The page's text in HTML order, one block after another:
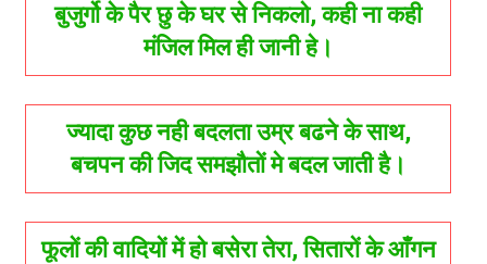
बुजुर्गो के पैर छु के घर से निकलो, कही ना कही
मंजिल मिल ही जानी हे।
ज्यादा कुछ नही बदलता उम्र बढने के साथ,
बचपन की जिद समझौतों मे बदल जाती है।
फूलों की वादियों में हो बसेरा तेरा, सितारों के आँगन